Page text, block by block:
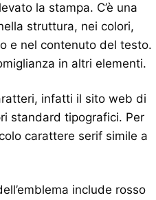
la stampa. C’è una
struttura, nei colori,
e nel contenuto del testo.
in altri elementi.
infatti il ​​sito web di
standard tipografici. Per
carattere serif simile a
include rosso